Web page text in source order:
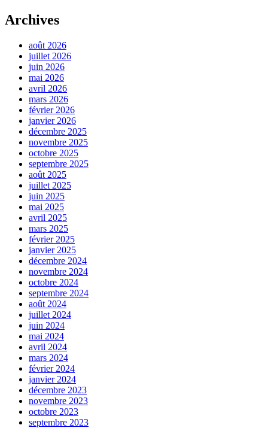
Archives
août 2026
juillet 2026
juin 2026
mai 2026
avril 2026
mars 2026
février 2026
janvier 2026
décembre 2025
novembre 2025
octobre 2025
septembre 2025
août 2025
juillet 2025
juin 2025
mai 2025
avril 2025
mars 2025
février 2025
janvier 2025
décembre 2024
novembre 2024
octobre 2024
septembre 2024
août 2024
juillet 2024
juin 2024
mai 2024
avril 2024
mars 2024
février 2024
janvier 2024
décembre 2023
novembre 2023
octobre 2023
septembre 2023